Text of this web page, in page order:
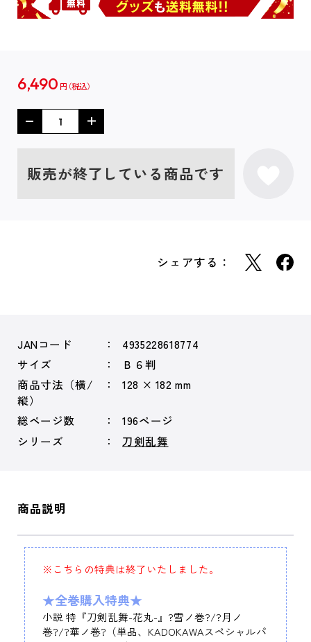
6,490 円
販売が終了している商品です
シェアする：
JANコード
4935228618774
サイズ
Ｂ６判
商品寸法（横/
縦）
128 × 182 mm
総ページ数
196ページ
シリーズ
刀剣乱舞
商品説明
※こちらの特典は終了いたしました。
★全巻購入特典★
小説 特『刀剣乱舞-花丸-』?雪ノ巻?/?月ノ
巻?/?華ノ巻?（単品、KADOKAWAスペシャルパ